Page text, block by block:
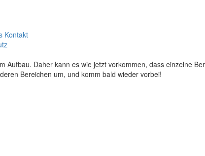
Kontakt
Aufbau. Daher kann es wie jetzt vorkommen, dass einzelne
Bereichen um, und komm bald wieder vorbei!